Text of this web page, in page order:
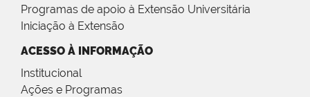
Programas de apoio à Extensão Universitária
Iniciação à Extensão
ACESSO À INFORMAÇÃO
Institucional
Ações e Programas